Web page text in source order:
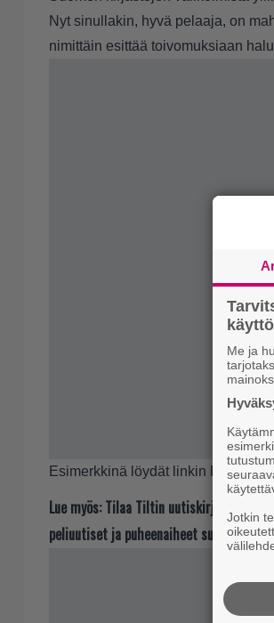
Nyt sinullakin, hyvä pelaaja, on
nimittäin esittää toivomuksiaan
Esimerkkinä löydät linkin PS4-
Lue myös: Tilaa Tiltin uutiskirje ja tiedät
peliuutiset ja puheenaiheet suoraan
Me ja
Jotkin